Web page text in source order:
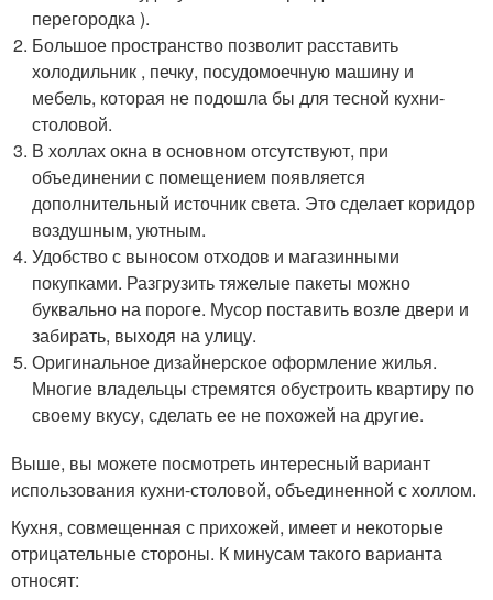
перегородка ).
Большое пространство позволит расставить
холодильник , печку, посудомоечную машину и
мебель, которая не подошла бы для тесной кухни-
столовой.
В холлах окна в основном отсутствуют, при
объединении с помещением появляется
дополнительный источник света. Это сделает коридор
воздушным, уютным.
Удобство с выносом отходов и магазинными
покупками. Разгрузить тяжелые пакеты можно
буквально на пороге. Мусор поставить возле двери и
забирать, выходя на улицу.
Оригинальное дизайнерское оформление жилья.
Многие владельцы стремятся обустроить квартиру по
своему вкусу, сделать ее не похожей на другие.
Выше, вы можете посмотреть интересный вариант
использования кухни-столовой, объединенной с холлом.
Кухня, совмещенная с прихожей, имеет и некоторые
отрицательные стороны. К минусам такого варианта
относят: